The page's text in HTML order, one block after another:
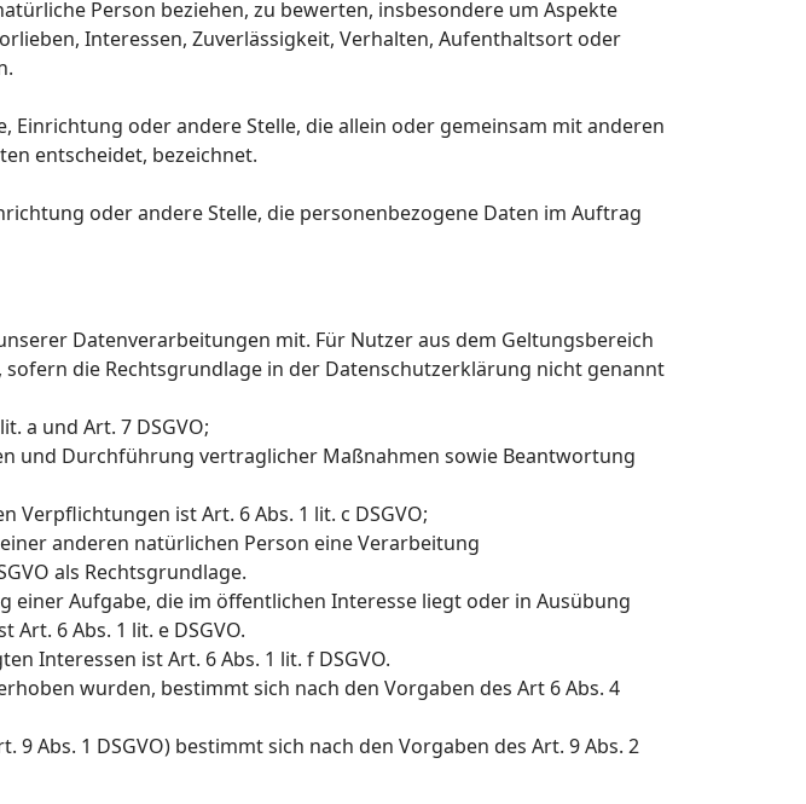
Person beziehen, zu bewerten, insbesondere um Aspekte
Interessen, Zuverlässigkeit, Verhalten, Aufenthaltsort oder
oder andere Stelle, die allein oder gemeinsam mit anderen
entscheidet, bezeichnet.
oder andere Stelle, die personenbezogene Daten im Auftrag
Datenverarbeitungen mit. Für Nutzer aus dem Geltungsbereich
die Rechtsgrundlage in der Datenschutzerklärung nicht genannt
a und Art. 7 DSGVO;
und Durchführung vertraglicher Maßnahmen sowie Beantwortung
ist Art. 6 Abs. 1 lit. c DSGVO;
anderen natürlichen Person eine Verarbeitung
als Rechtsgrundlage.
Aufgabe, die im öffentlichen Interesse liegt oder in Ausübung
6 Abs. 1 lit. e DSGVO.
Interessen ist Art. 6 Abs. 1 lit. f DSGVO.
wurden, bestimmt sich nach den Vorgaben des Art 6 Abs. 4
Abs. 1 DSGVO) bestimmt sich nach den Vorgaben des Art. 9 Abs. 2